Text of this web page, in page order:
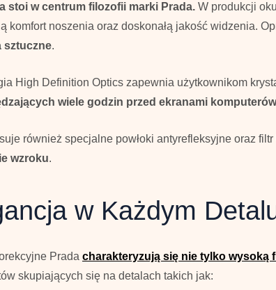
stoi w centrum filozofii marki Prada. W produkcji
komfort noszenia oraz doskonałą jakość widzenia.
sztuczne.
High Definition Optics zapewnia użytkownikom
wiele godzin przed ekranami komputerów
również specjalne powłoki antyrefleksyjne oraz filtr
wzroku.
w Każdym
Prada charakteryzują się nie tylko wysoką
skupiających się na detalach takich jak: